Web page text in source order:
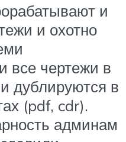
и
и охотно
все чертежи в
дублируются в
(pdf, cdr).
админам